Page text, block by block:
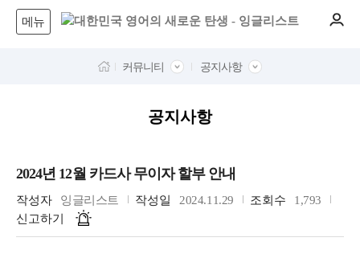
메뉴
커뮤니티 공지사항
공지사항
2024년 12월 카드사 무이자 할부 안내
작성자 잉글리스트 작성일 2024.11.29 조회수
1,793
신고하기